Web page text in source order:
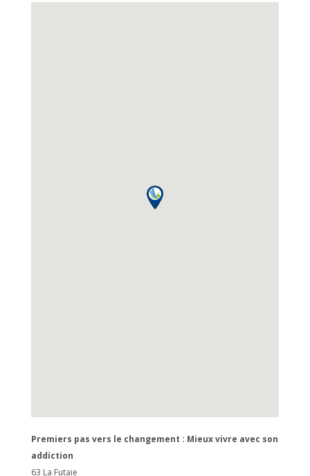
Premiers pas vers le changement : Mieux vivre avec son
addiction
63 La Futaie